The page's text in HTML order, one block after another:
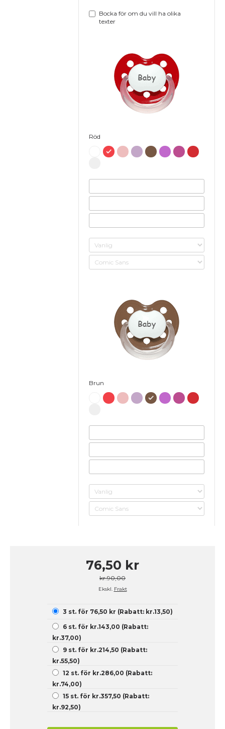
Bocka för om du vill ha olika
texter
Baby
Röd
Baby
Brun
76,50 kr
kr.90,00
Ekskl. Frakt
3 st. för 76,50 kr (Rabatt: kr.13,50)
6 st. för kr.143,00 (Rabatt:
kr.37,00)
9 st. för kr.214,50 (Rabatt:
kr.55,50)
12 st. för kr.286,00 (Rabatt:
kr.74,00)
15 st. för kr.357,50 (Rabatt:
kr.92,50)